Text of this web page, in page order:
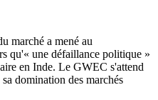
marché a mené au
qu'« une défaillance politique »
en Inde. Le GWEC s'attend
domination des marchés